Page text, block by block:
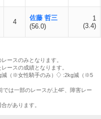
4
佐藤 哲三
(56.0)
1
(3.4)
ースのみとなります。
ースの成績となります。
減（※女性騎手のみ）
:2kg減（※5
は一部のレースが上4F、障害レー
があります。